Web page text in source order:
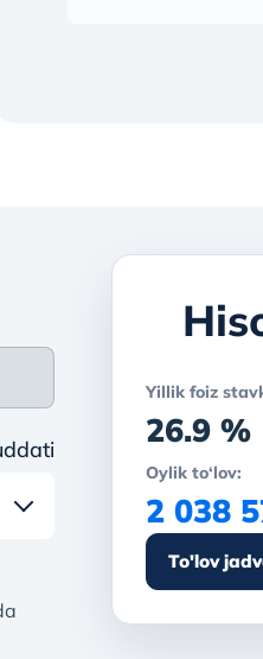
Yillik foiz
26.9 %
Oylik to‘lov:
2 038
To'lov